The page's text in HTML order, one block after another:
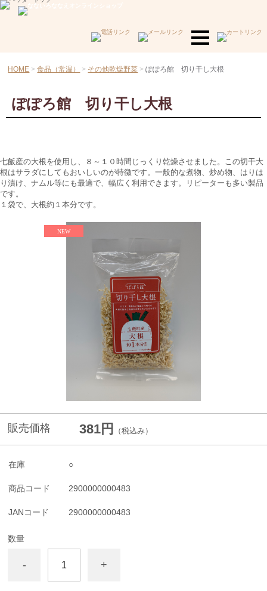
HOME 食品（常温） その他乾燥野菜 ぽぽろ館 切り干し大根
ぽぽろ館 切り干し大根
七飯産の大根を使用し、８～１０時間じっくり乾燥させました。この切干大
根はサラダにしてもおいしいのが特徴です。一般的な煮物、炒め物、はりは
り漬け、ナムル等にも最適で、幅広く利用できます。リピーターも多い製品
です。
１袋で、大根約１本分です。
販売価格 381円 （税込み）
在庫 ○
商品コード 2900000000483
JANコード 2900000000483
数量
- +